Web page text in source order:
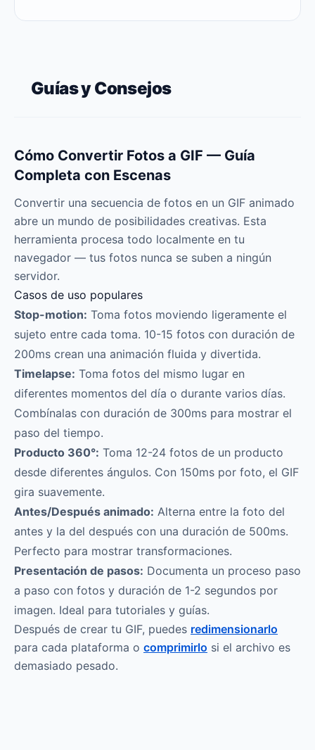
Guías y Consejos
Cómo Convertir Fotos a GIF — Guía
Completa con Escenas
Convertir una secuencia de fotos en un GIF animado
abre un mundo de posibilidades creativas. Esta
herramienta procesa todo localmente en tu
navegador — tus fotos nunca se suben a ningún
servidor.
Casos de uso populares
Stop-motion: Toma fotos moviendo ligeramente el
sujeto entre cada toma. 10-15 fotos con duración de
200ms crean una animación fluida y divertida.
Timelapse: Toma fotos del mismo lugar en
diferentes momentos del día o durante varios días.
Combínalas con duración de 300ms para mostrar el
paso del tiempo.
Producto 360°: Toma 12-24 fotos de un producto
desde diferentes ángulos. Con 150ms por foto, el GIF
gira suavemente.
Antes/Después animado: Alterna entre la foto del
antes y la del después con una duración de 500ms.
Perfecto para mostrar transformaciones.
Presentación de pasos: Documenta un proceso paso
a paso con fotos y duración de 1-2 segundos por
imagen. Ideal para tutoriales y guías.
Después de crear tu GIF, puedes redimensionarlo
para cada plataforma o comprimirlo si el archivo es
demasiado pesado.